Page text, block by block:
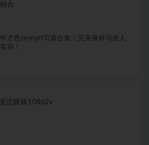
融合
申才恩zennyrt写真合集：完美身材与迷人
笑容！